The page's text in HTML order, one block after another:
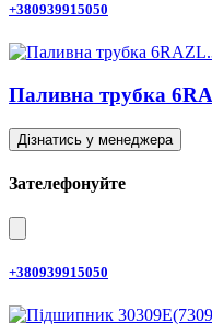
+380939915050
Паливна трубка
Дізнатись у менеджера
Зателефонуйте
+380939915050